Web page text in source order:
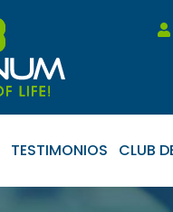
TESTIMONIOS CLUB